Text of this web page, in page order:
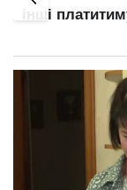
від 370 грн